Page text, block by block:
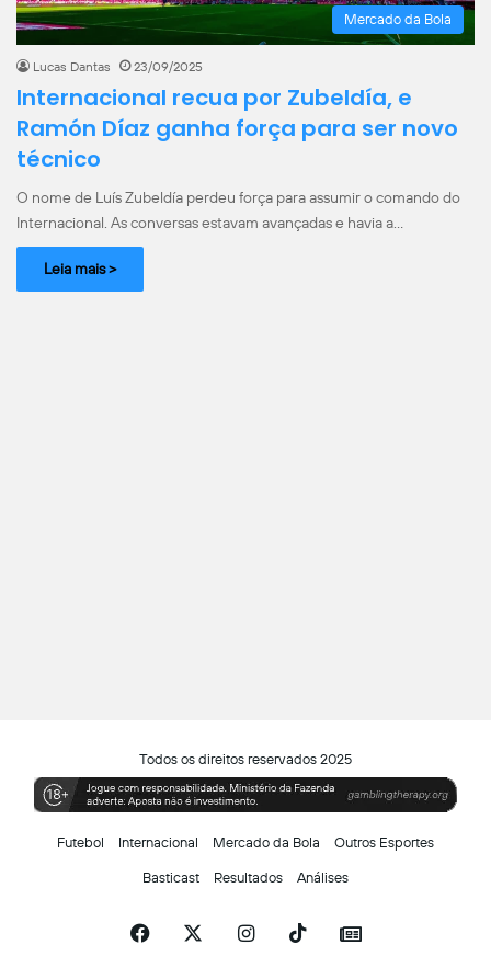
Mercado da Bola
Lucas Dantas 23/09/2025
Internacional recua por Zubeldía, e
Ramón Díaz ganha força para ser novo
técnico
O nome de Luís Zubeldía perdeu força para assumir o comando do
Internacional. As conversas estavam avançadas e havia a…
Leia mais >
Todos os direitos reservados 2025
Futebol Internacional Mercado da Bola Outros Esportes
Basticast Resultados Análises
Facebook InstagramTikTokSiga-